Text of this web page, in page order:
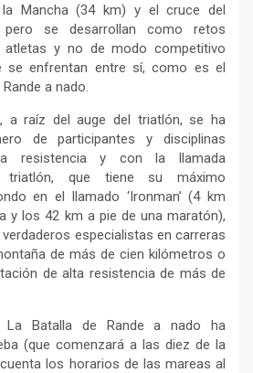
Mancha (34 km) y el cruce del
se desarrollan como retos
atletas y no de modo competitivo
se enfrentan entre sí, como es el
a nado.
a raíz del auge del triatlón, se ha
de participantes y disciplinas
resistencia y con la llamada
triatlón, que tiene su máximo
en el llamado ‘Ironman’ (4 km
y los 42 km a pie de una maratón),
especialistas en carreras
de más de cien kilómetros o
de alta resistencia de más de
La Batalla de Rande a nado ha
(que comenzará a las diez de la
los horarios de las mareas al